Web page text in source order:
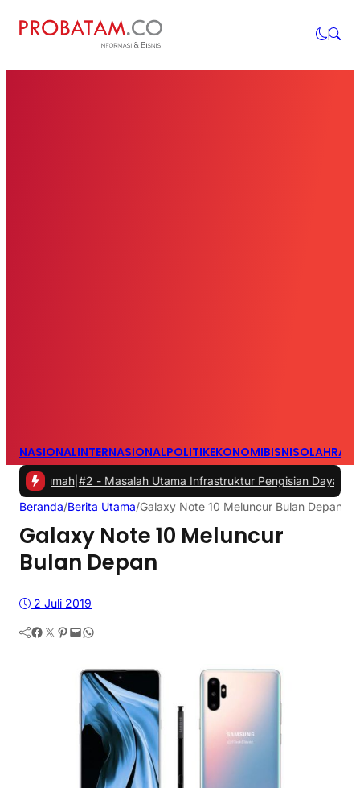
NASIONALINTERNASIONALPOLITIKEKONOMIBISNIS
#2 - Masalah Utama Infrastruktur Pengisian Daya untuk Mobil
Beranda/Berita Utama/Galaxy Note 10 Meluncur Bulan Depan
Galaxy Note 10 Meluncur
Bulan Depan
2 Juli 2019
Facebook Twitter Pinterest Mail WhatsApp